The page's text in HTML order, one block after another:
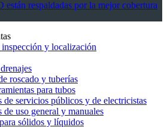
respaldadas por la mejor cobertura
y localización
roscado y tuberías
para tubos
de servicios públicos y de electricistas
de uso general y manuales
sólidos y líquidos